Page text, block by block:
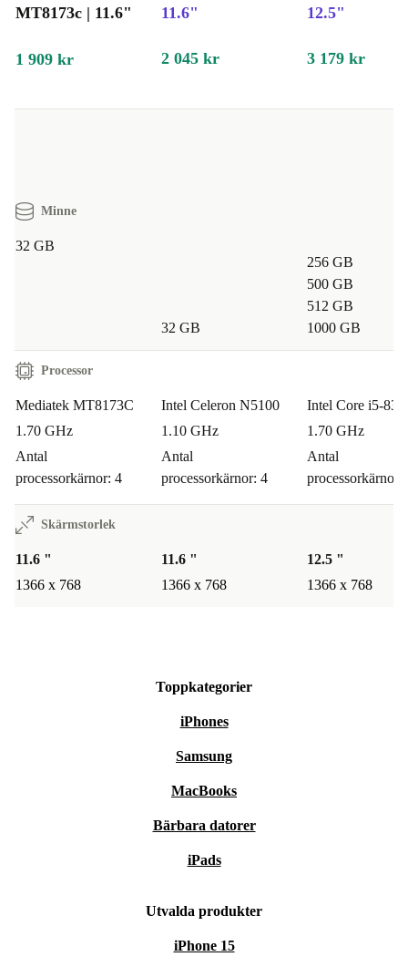
MT8173c | 11.6"
11.6"
12.5"
1 909 kr 2 045 kr 3 179 kr
Minne
32 GB
32 GB
256 GB
500 GB
512 GB
1000 GB
Processor
Mediatek MT8173C
1.70 GHz
Antal
processorkärnor: 4
Intel Celeron N5100
1.10 GHz
Antal
processorkärnor: 4
Intel Core i5-
1.70 GHz
Antal
processorkärnor:
Skärmstorlek
11.6 "
1366 x 768
11.6 "
1366 x 768
12.5 "
1366 x 768
Toppkategorier
iPhones
Samsung
MacBooks
Bärbara datorer
iPads
Utvalda produkter
iPhone 15